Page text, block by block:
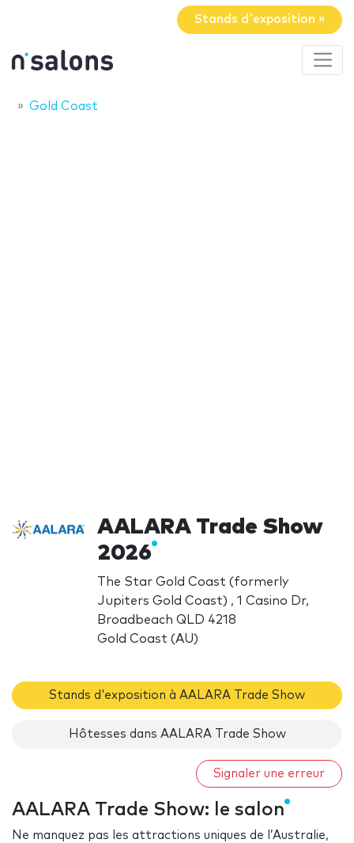
Stands d'exposition »
Gold Coast
AALARA Trade Show
2026
The Star Gold Coast (formerly
Jupiters Gold Coast) , 1 Casino Dr,
Broadbeach QLD 4218
Gold Coast (AU)
Stands d'exposition à AALARA Trade Show
Hôtesses dans AALARA Trade Show
Signaler une erreur
AALARA Trade Show: le salon
Ne manquez pas les attractions uniques de l’Australie,